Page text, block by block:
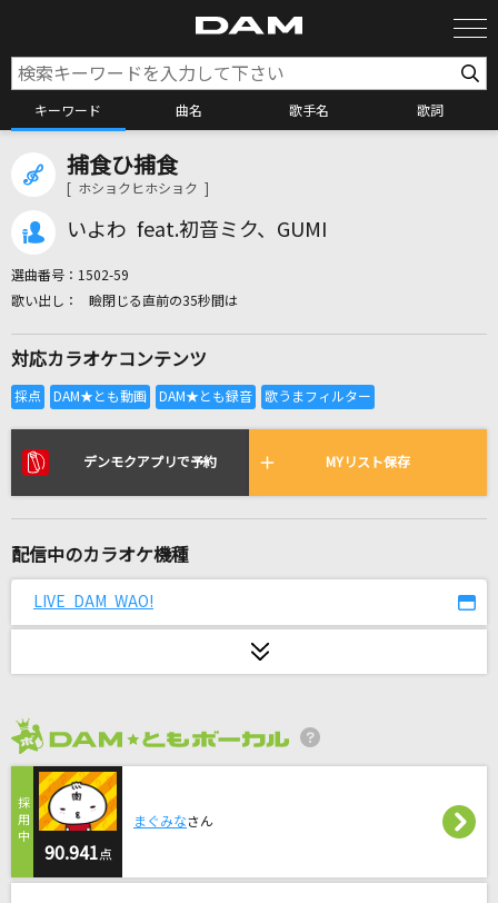
キーワード 曲名 歌手名 歌詞
全国りれき
リアルタイムで歌われている曲の一覧
フレンド・ライク・ミー(ボクは大親友)
ストーカーの唄～3丁目、貴方の家～
サカナクション
[プロオケ]ごめんね…
捕食ひ捕食
[ ホショクヒホショク ]
いよわ feat.初音ミク、GUMI
選曲番号： 1502-59
瞼閉じる直前の35秒間は
対応カラオケコンテンツ
デンモクアプリで予約 MYリスト保存
配信中のカラオケ機種
LIVE DAM WAO!
90.941 点
まぐみなさん